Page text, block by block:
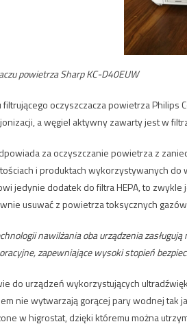
powietrza Sharp KC-D40EUW
filtrującego oczyszczacza powietrza
a węgiel aktywny zawarty jest w
za oczyszczanie powietrza z
i produktach wykorzystywanych do
jedynie dodatek do filtra HEPA, to
usuwać z powietrza toksycznych
nawilżania oba urządzenia
zapewniające wysoki stopień
do urządzeń wykorzystujących
nie wytwarzają gorącej pary wodnej tak
w higrostat, dzięki któremu można